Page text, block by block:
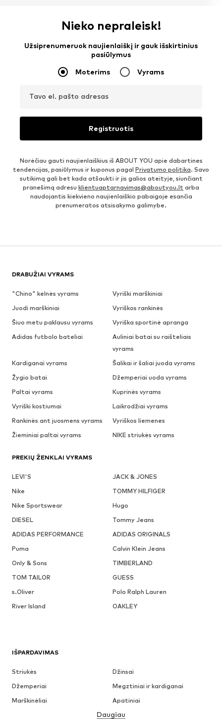
Nieko nepraleisk!
Užsiprenumeruok naujienlaiškį ir gauk išskirtinius
pasiūlymus
Moterims Vyrams
Tavo el. pašto adresas
Registruotis
Norėčiau gauti naujienlaiškius iš ABOUT YOU apie dabartines
tendencijas, pasiūlymus ir kuponus pagal Privatumo politika. Savo
sutikimą gali bet kada atšaukti ir jis galios ateityje, siunčiant
pranešimą adresu klientuaptarnavimas@aboutyou.lt arba
naudojantis kiekvieno naujienlaiškio pabaigoje esančia
prenumeratos atsisakymo galimybe.
DRABUŽIAI VYRAMS
"Chino" kelnės vyrams
Vyriški marškiniai
Juodi marškiniai
Vyriškos rankinės
Šiuo metu paklausu vyrams
Vyriška sportinė apranga
Adidas futbolo bateliai
Auliniai batai su raišteliais
vyrams
Kardiganai vyrams
Šalikai ir šaliai juoda vyrams
Žygio batai
Džemperiai uoda vyrams
Paltai vyrams
Kuprinės vyrams
Vyriški kostiumai
Laikrodžiai vyrams
Rankinės ant juosmens vyrams
Vyriškos liemenes
Žieminiai paltai vyrams
NIKE striukės vyrams
PREKIŲ ŽENKLAI VYRAMS
LEVI'S
JACK & JONES
Nike
TOMMY HILFIGER
Nike Sportswear
Hugo
DIESEL
Tommy Jeans
ADIDAS PERFORMANCE
ADIDAS ORIGINALS
Puma
Calvin Klein Jeans
Only & Sons
TIMBERLAND
TOM TAILOR
GUESS
s.Oliver
Polo Ralph Lauren
River Island
OAKLEY
IŠPARDAVIMAS
Striukės
Džinsai
Džemperiai
Megztiniai ir kardiganai
Marškinėliai
Apatiniai
Marškiniai
Daugiau